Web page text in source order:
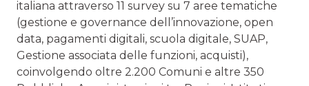
italiana attraverso 11 survey su 7 aree tematiche
(gestione e governance dell’innovazione, open
data, pagamenti digitali, scuola digitale, SUAP,
Gestione associata delle funzioni, acquisti),
coinvolgendo oltre 2.200 Comuni e altre 350